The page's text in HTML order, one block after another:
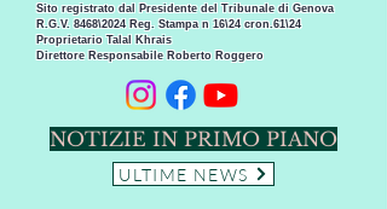
Sito registrato dal Presidente del Tribunale di Genova
R.G.V. 8468\2024 Reg. Stampa n 16\24 cron.61\24 ​
Proprietario Talal Khrais
Direttore Responsabile Roberto Roggero
NOTIZIE IN PRIMO PIANO
ULTIME NEWS